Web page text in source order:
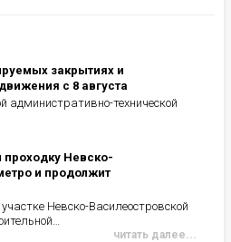
закрытиях и
с 8 августа
административно-технической
Невско-
и продолжит
Невско-Василеостровской
читать далее...